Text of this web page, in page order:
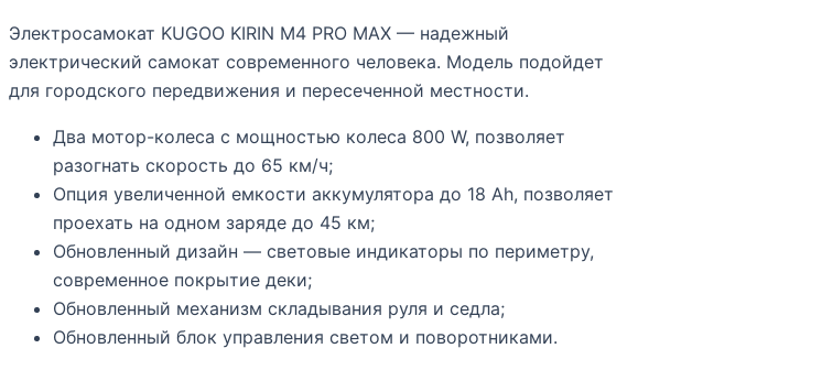
Электросамокат KUGOO KIRIN M4 PRO MAX — надежный
электрический самокат современного человека. Модель подойдет
для городского передвижения и пересеченной местности.
Два мотор-колеса с мощностью колеса 800 W, позволяет
разогнать скорость до 65 км/ч;
Опция увеличенной емкости аккумулятора до 18 Ah, позволяет
проехать на одном заряде до 45 км;
Обновленный дизайн — световые индикаторы по периметру,
современное покрытие деки;
Обновленный механизм складывания руля и седла;
Обновленный блок управления светом и поворотниками.